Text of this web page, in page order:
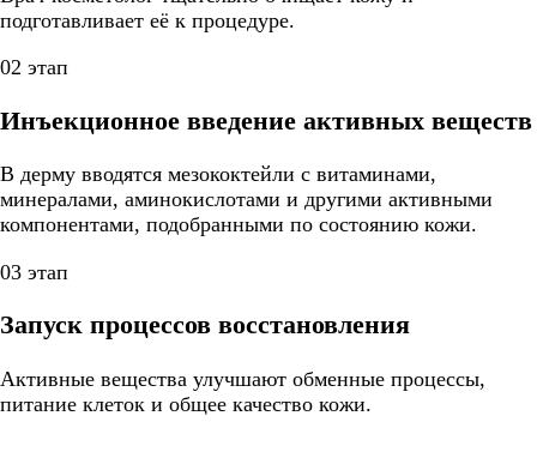
подготавливает её к процедуре.
02 этап
Инъекционное введение активных веществ
В дерму вводятся мезококтейли с витаминами,
минералами, аминокислотами и другими активными
компонентами, подобранными по состоянию кожи.
03 этап
Запуск процессов восстановления
Активные вещества улучшают обменные процессы,
питание клеток и общее качество кожи.